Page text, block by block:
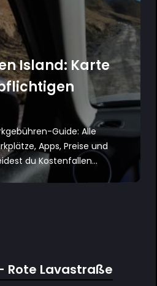
Island: Karte
Guide: Alle
Apps, Preise und
du Kostenfallen...
Rote Lavastraße